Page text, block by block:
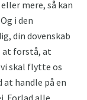
mere, så kan
i den
din dovenskab
at forstå, at
skal flytte os
handle på en